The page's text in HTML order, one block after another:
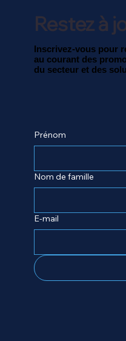
Restez à
Inscrivez-vous pour
au courant des
du secteur et des
Prénom
Nom de famille
E-mail